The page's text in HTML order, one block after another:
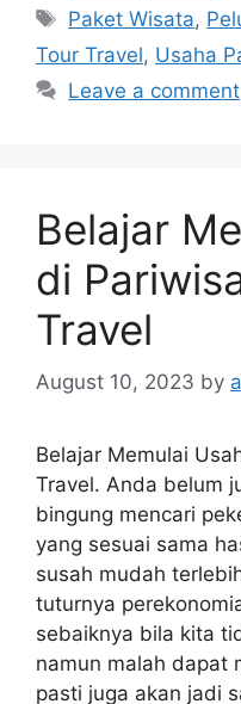
Tags
Paket Wisata,
Tour Travel, Usaha
Leave a comment
Belajar
di
Travel
August 10, 2023 by
Belajar Memulai
Travel. Anda belum
bingung mencari
yang sesuai sama
susah mudah
tuturnya
sebaiknya bila kita
namun malah dapat
pasti juga akan jadi